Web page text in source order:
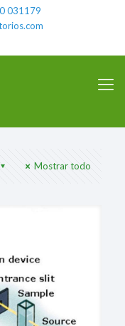
031179
Mostrar todo